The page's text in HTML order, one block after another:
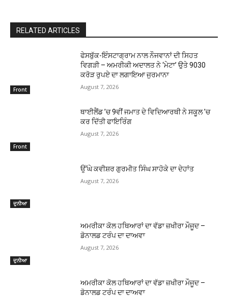
RELATED ARTICLES
Front
ਫੇਸਬੁੱਕ-ਇੰਸਟਾਗ੍ਰਾਮ ਨਾਲ ਨੌਜਵਾਨਾਂ ਦੀ ਸਿਹਤ
ਵਿਗੜੀ – ਅਮਰੀਕੀ ਅਦਾਲਤ ਨੇ ‘ਮੇਟਾ’ ਉਤੇ 9030
ਕਰੋੜ ਰੁਪਏ ਦਾ ਲਗਾਇਆ ਜੁਰਮਾਨਾ
August 7, 2026
Front
ਥਾਈਲੈਂਡ ’ਚ 9ਵੀਂ ਜਮਾਤ ਦੇ ਵਿਦਿਆਰਥੀ ਨੇ ਸਕੂਲ ’ਚ
ਕਰ ਦਿੱਤੀ ਫਾਇਰਿੰਗ
August 7, 2026
ਦੁਨੀਆ
ਉੱਘੇ ਕਵੀਸ਼ਰ ਗੁਰਮੀਤ ਸਿੰਘ ਸਾਹੋਕੇ ਦਾ ਦੇਹਾਂਤ
August 7, 2026
ਦੁਨੀਆ
ਅਮਰੀਕਾ ਕੋਲ ਹਥਿਆਰਾਂ ਦਾ ਵੱਡਾ ਜ਼ਖੀਰਾ ਮੌਜੂਦ –
ਡੋਨਾਲਡ ਟਰੰਪ ਦਾ ਦਾਅਵਾ
August 7, 2026
ਅਮਰੀਕਾ ਕੋਲ ਹਥਿਆਰਾਂ ਦਾ ਵੱਡਾ ਜ਼ਖੀਰਾ ਮੌਜੂਦ –
ਡੋਨਾਲਡ ਟਰੰਪ ਦਾ ਦਾਅਵਾ